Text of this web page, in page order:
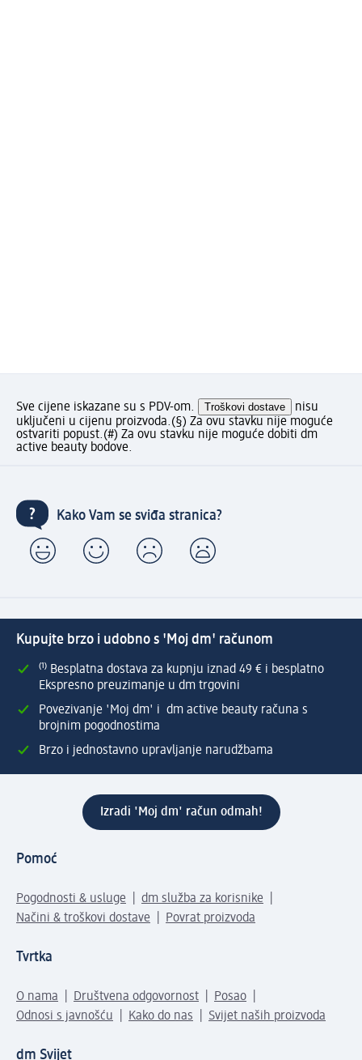
Sve cijene iskazane su s PDV-om. Troškovi dostave
nisu
uključeni u cijenu proizvoda.(§) Za ovu stavku nije moguće
ostvariti popust.(#) Za ovu stavku nije moguće dobiti dm
active beauty bodove.
Kako Vam se sviđa stranica?
Kupujte brzo i udobno s 'Moj dm' računom
⁽¹⁾ Besplatna dostava za kupnju iznad 49 € i besplatno
Ekspresno preuzimanje u dm trgovini
Povezivanje 'Moj dm' i dm active beauty računa s
brojnim pogodnostima
Brzo i jednostavno upravljanje narudžbama
Izradi 'Moj dm' račun odmah!
Pomoć
Pogodnosti & usluge
dm služba za korisnike
Načini & troškovi dostave
Povrat proizvoda
Tvrtka
O nama Društvena odgovornost
Posao
Odnosi s javnošću
Kako do nas Svijet naših proizvoda
dm Svijet